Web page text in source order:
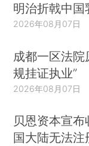
明治折戟中国
2026年08月07日
成都一区法院
规挂证执业”
2026年08月07日
贝恩资本宣
国大陆无法